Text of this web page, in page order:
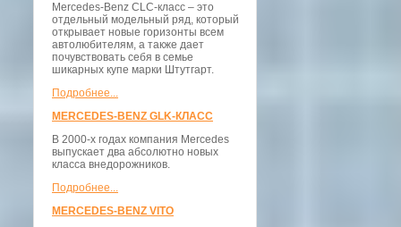
Mercedes-Benz CLC-класс – это
отдельный модельный ряд, который
открывает новые горизонты всем
автолюбителям, а также дает
почувствовать себя в семье
шикарных купе марки Штутгарт.
Подробнее...
MERCEDES-BENZ GLK-КЛАСС
В 2000-х годах компания Mercedes
выпускает два абсолютно новых
класса внедорожников.
Подробнее...
MERCEDES-BENZ VITO